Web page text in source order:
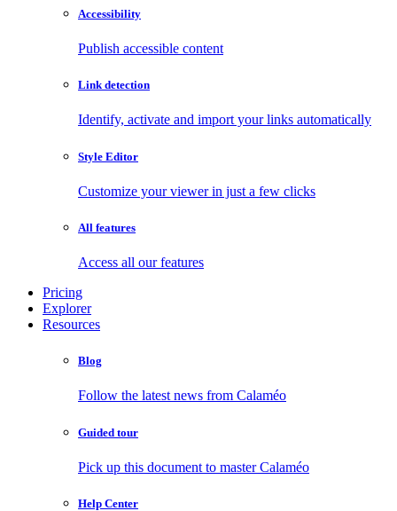
Accessibility
Publish accessible content
Link detection
Identify, activate and import your links automatically
Style Editor
Customize your viewer in just a few clicks
All features
Access all our features
Pricing
Explorer
Resources
Blog
Follow the latest news from Calaméo
Guided tour
Pick up this document to master Calaméo
Help Center